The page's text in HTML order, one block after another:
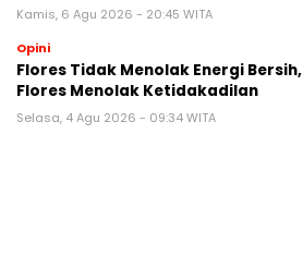
Kamis, 6 Agu 2026 - 20:45 WITA
Opini
Flores Tidak Menolak Energi Bersih,
Flores Menolak Ketidakadilan
Selasa, 4 Agu 2026 - 09:34 WITA